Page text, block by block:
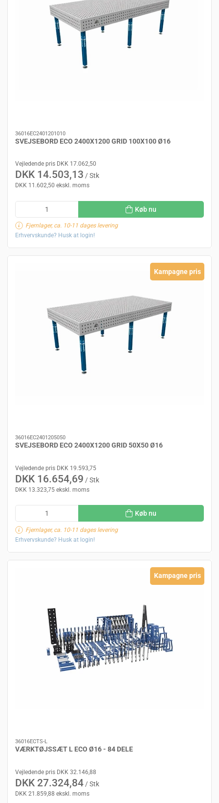
36016EC2401201010
SVEJSEBORD ECO 2400X1200 GRID 100X100 Ø16
Vejledende pris DKK 17.062,50
DKK 14.503,13 / Stk
DKK 11.602,50 ekskl. moms
Køb nu
Fjernlager, ca. 10-11 dages levering
Erhvervskunde? Husk at login!
Kampagne pris
36016EC2401205050
SVEJSEBORD ECO 2400X1200 GRID 50X50 Ø16
Vejledende pris DKK 19.593,75
DKK 16.654,69 / Stk
DKK 13.323,75 ekskl. moms
Køb nu
Fjernlager, ca. 10-11 dages levering
Erhvervskunde? Husk at login!
Kampagne pris
36016ECTS-L
VÆRKTØJSSÆT L ECO Ø16 - 84 DELE
Vejledende pris DKK 32.146,88
DKK 27.324,84 / Stk
DKK 21.859,88 ekskl. moms